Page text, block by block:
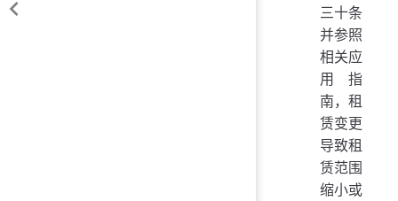
三十条
并参照
相关应
用指
南，租
赁变更
导致租
赁范围
缩小或